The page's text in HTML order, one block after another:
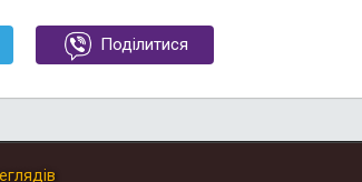
Поділитися